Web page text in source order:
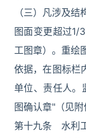
（三）凡涉及
图面变更超过1/
工图章）。重绘
依据，在图标栏
单位、责任人。
图确认章"（见附
第十九条 水利